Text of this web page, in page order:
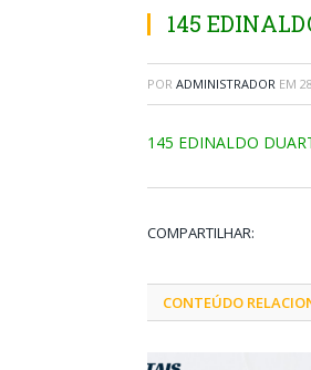
145
POR ADMINISTRADOR EM
145 EDINALDO
COMPARTILHAR:
CONTEÚDO